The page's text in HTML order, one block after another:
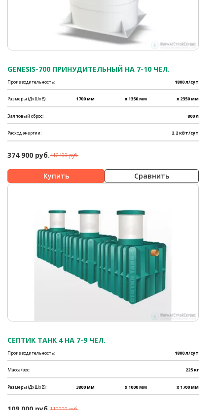
GENESIS-700 ПРИНУДИТЕЛЬНЫЙ НА 7-10 ЧЕЛ.
Производительность: 1800 л/сут
Размеры (ДхШхВ): 1700 мм x 1350 мм x 2350 мм
Залповый сброс: 800 л
Расход энергии: 2.2 кВт/сут
374 900 руб.412400 руб.
Сравнить
СЕПТИК ТАНК 4 НА 7-9 ЧЕЛ.
Производительность: 1800 л/сут
Масса/вес: 225 кг
Размеры (ДхШхВ): 3800 мм x 1000 мм x 1700 мм